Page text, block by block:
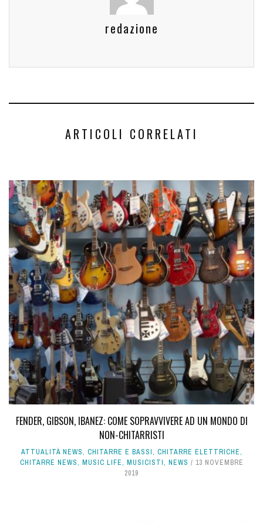
redazione
ARTICOLI CORRELATI
FENDER, GIBSON, IBANEZ: COME SOPRAVVIVERE AD UN MONDO DI
NON-CHITARRISTI
ATTUALITÀ NEWS, CHITARRE E BASSI, CHITARRE ELETTRICHE,
CHITARRE NEWS, MUSIC LIFE, MUSICISTI, NEWS
13 NOVEMBRE
2019